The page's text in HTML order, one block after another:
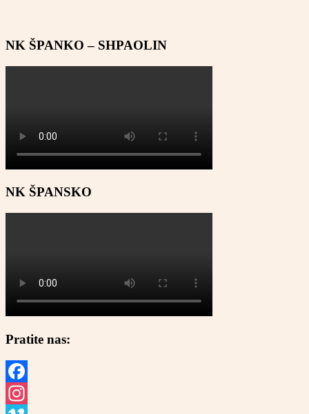
NK ŠPANKO – SHPAOLIN
NK ŠPANSKO
Pratite nas:
Facebook